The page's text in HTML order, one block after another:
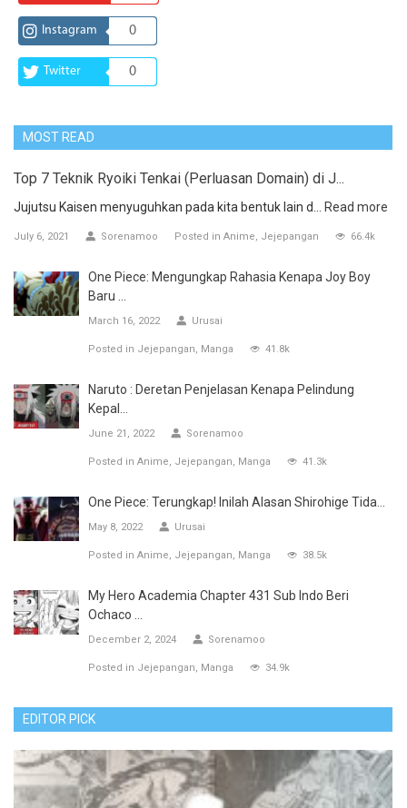
Instagram 0
Twitter 0
MOST READ
Top 7 Teknik Ryoiki Tenkai (Perluasan Domain) di J...
Jujutsu Kaisen menyuguhkan pada kita bentuk lain d... Read more
July 6, 2021 Sorenamoo Posted in Anime Jejepangan 66.4k
One Piece: Mengungkap Rahasia Kenapa Joy Boy
Baru ...
March 16, 2022 Urusai
Posted in Jejepangan Manga 41.8k
Naruto : Deretan Penjelasan Kenapa Pelindung
Kepal...
June 21, 2022 Sorenamoo
Posted in Anime Jejepangan Manga 41.3k
One Piece: Terungkap! Inilah Alasan Shirohige Tida...
May 8, 2022 Urusai
Posted in Anime Jejepangan Manga 38.5k
My Hero Academia Chapter 431 Sub Indo Beri
Ochaco ...
December 2, 2024 Sorenamoo
Posted in Jejepangan Manga 34.9k
EDITOR PICK